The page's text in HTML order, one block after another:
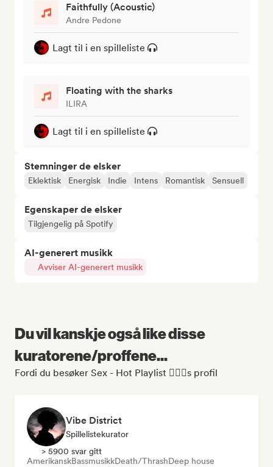
Faithfully (Acoustic)
Andre Pedone
Lagt til i en spilleliste
Floating with the sharks
ILIRA
Lagt til i en spilleliste
Stemninger de elsker
Eklektisk Energisk Indie Intens Romantisk Sensuell
Egenskaper de elsker
Tilgjengelig på Spotify
AI-generert musikk
Avviser AI-generert musikk
Du vil kanskje også like disse
kuratorene/proffene...
Fordi du besøker Sex - Hot Playlist ❤️‍🔥🔞s profil
Vibe District
Spillelistekurator
> 5900 svar gitt
AmerikanskBassmusikkDeath/ThrashDeep house